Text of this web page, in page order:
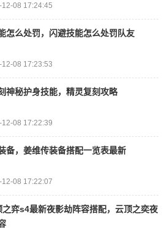
08 17:24:45
怎么处罚，闪避技能怎么处罚队友
08 17:23:53
神秘护身技能，精灵复刻攻略
08 17:22:39
备，姜维传装备搭配一览表最新
08 17:22:07
弈s4最新夜影劫阵容搭配，云顶之奕夜